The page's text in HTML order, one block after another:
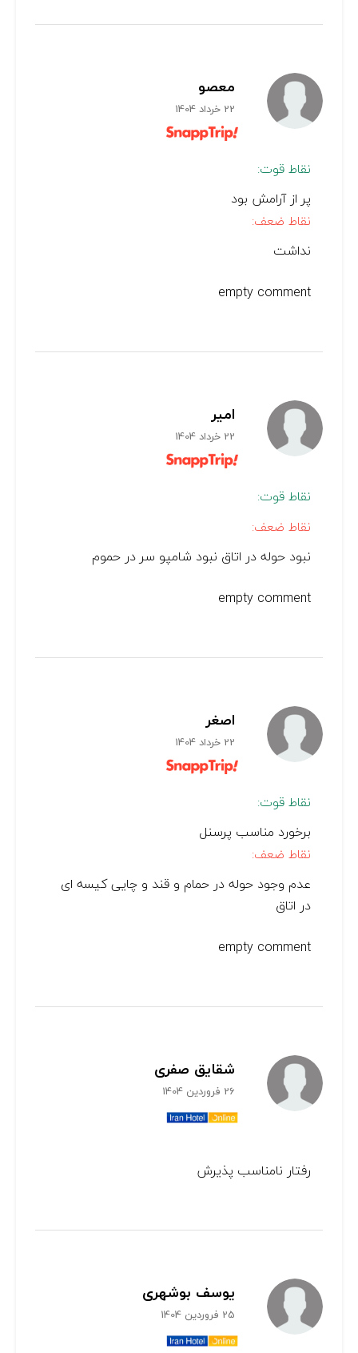
معصو
22 خرداد 1404
نقاط قوت:
پر از آرامش بود
نقاط ضعف:
نداشت
empty comment
امیر
22 خرداد 1404
نقاط قوت:
نقاط ضعف:
نبود حوله در اتاق نبود شامپو سر در حموم
empty comment
اصغر
22 خرداد 1404
نقاط قوت:
برخورد مناسب پرسنل
نقاط ضعف:
عدم وجود حوله در حمام و قند و چایی کیسه ای
در اتاق
empty comment
شقایق صفری
26 فروردین 1404
رفتار نامناسب پذیرش
یوسف بوشهری
25 فروردین 1404